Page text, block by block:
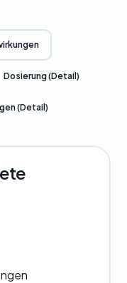
Dosierung (Detail)
(Detail)